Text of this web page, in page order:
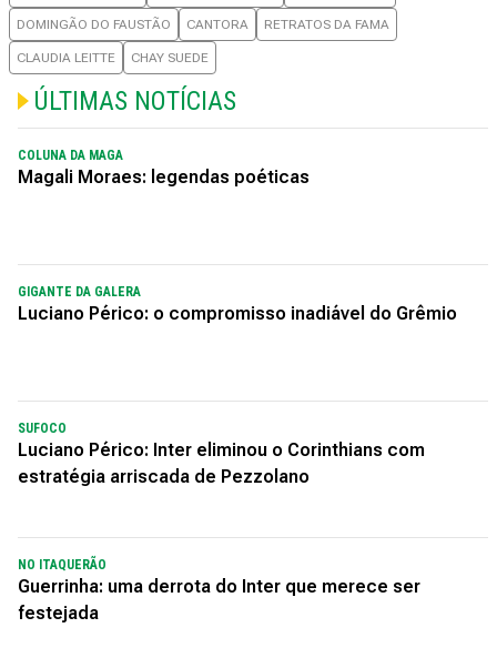
DOMINGÃO DO FAUSTÃO CANTORA RETRATOS DA FAMA
CLAUDIA LEITTE CHAY SUEDE
ÚLTIMAS NOTÍCIAS
COLUNA DA MAGA
Magali Moraes: legendas poéticas
GIGANTE DA GALERA
Luciano Périco: o compromisso inadiável do Grêmio
SUFOCO
Luciano Périco: Inter eliminou o Corinthians com
estratégia arriscada de Pezzolano
NO ITAQUERÃO
Guerrinha: uma derrota do Inter que merece ser
festejada